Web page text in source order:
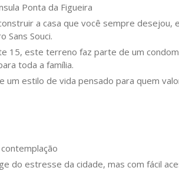
Ponta da Figueira
a casa que você sempre desejou,
Sans Souci.
15, este terreno faz parte de um
toda a família.
estilo de vida pensado para quem
do estresse da cidade, mas com fácil